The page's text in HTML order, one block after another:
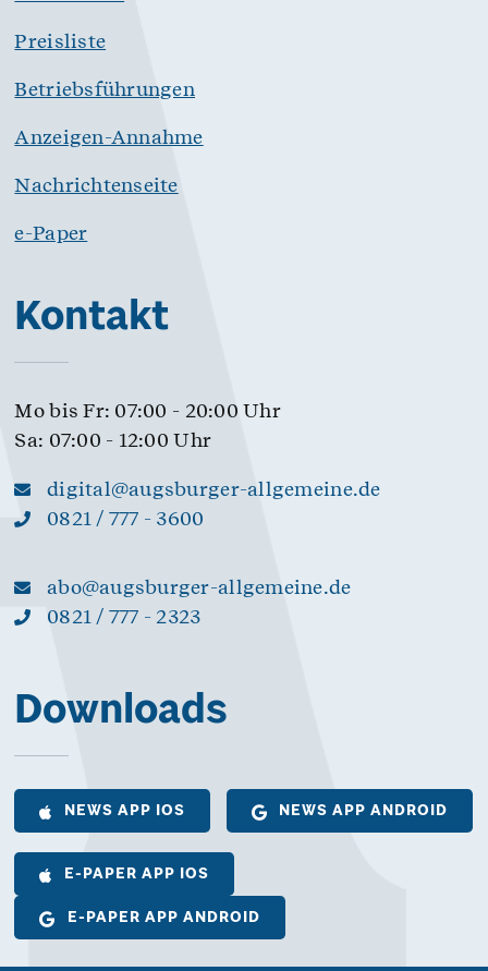
Preisliste
Betriebsführungen
Anzeigen-Annahme
Nachrichtenseite
e-Paper
Kontakt
Mo bis Fr: 07:00 - 20:00 Uhr
Sa: 07:00 - 12:00 Uhr
digital@augsburger-allgemeine.de
0821 / 777 - 3600
abo@augsburger-allgemeine.de
0821 / 777 - 2323
Downloads
NEWS APP IOS NEWS APP ANDROID
E-PAPER APP IOS
E-PAPER APP ANDROID